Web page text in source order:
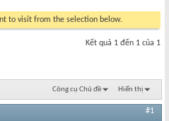
to visit from the selection below.
Kết quả 1 đến 1 của 1
Công cụ Chủ đề Hiển thị
#1